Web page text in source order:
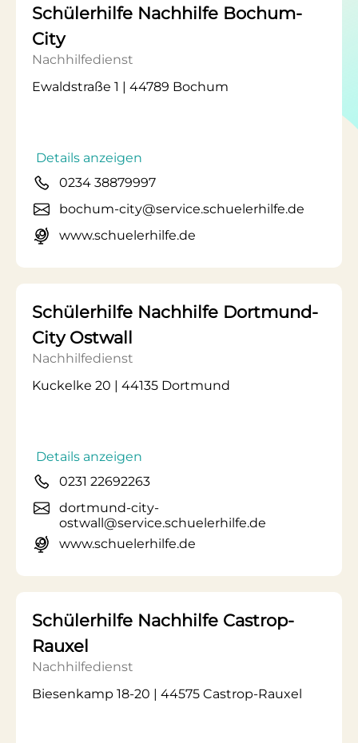
Schülerhilfe Nachhilfe Bochum-
City
Nachhilfedienst
Ewaldstraße 1 | 44789 Bochum
Details anzeigen
0234 38879997
bochum-city@service.schuelerhilfe.de
www.schuelerhilfe.de
Schülerhilfe Nachhilfe Dortmund-
City Ostwall
Nachhilfedienst
Kuckelke 20 | 44135 Dortmund
Details anzeigen
0231 22692263
dortmund-city-
ostwall@service.schuelerhilfe.de
www.schuelerhilfe.de
Schülerhilfe Nachhilfe Castrop-
Rauxel
Nachhilfedienst
Biesenkamp 18-20 | 44575 Castrop-Rauxel